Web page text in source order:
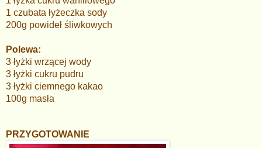
1 czubata łyżeczka sody
200g powideł śliwkowych
Polewa:
3 łyżki wrzącej wody
3 łyżki cukru pudru
3 łyżki ciemnego kakao
100g masła
PRZYGOTOWANIE